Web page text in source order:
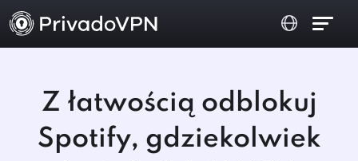
Z łatwością odblokuj
Spotify, gdziekolwiek